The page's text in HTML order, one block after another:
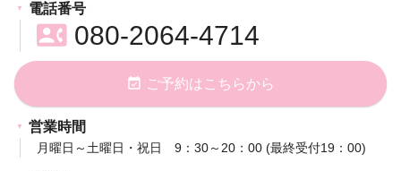
電話番号
contact_phone 080-2064-4714
event_available ご予約はこちらから
営業時間
月曜日～土曜日・祝日 9：30～20：00 (最終受付19：00)